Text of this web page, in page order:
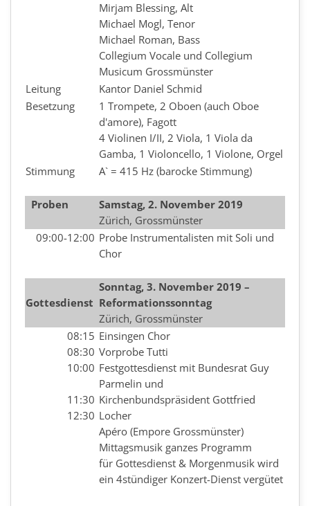
Mirjam Blessing, Alt
Michael Mogl, Tenor
Michael Roman, Bass
Collegium Vocale und Collegium
Musicum Grossmünster
Leitung
Kantor Daniel Schmid
Besetzung
1 Trompete, 2 Oboen (auch Oboe
d'amore), Fagott
4 Violinen I/II, 2 Viola, 1 Viola da
Gamba, 1 Violoncello, 1 Violone, Orgel
Stimmung
A` = 415 Hz (barocke Stimmung)
Proben
Samstag, 2. November 2019
Zürich, Grossmünster
09:00-12:00 Probe Instrumentalisten mit Soli und
Chor
Gottesdienst
Sonntag, 3. November 2019 –
Reformationssonntag
Zürich, Grossmünster
08:15
08:30
10:00
11:30
12:30
Einsingen Chor
Vorprobe Tutti
Festgottesdienst mit Bundesrat Guy
Parmelin und
Kirchenbundspräsident Gottfried
Locher
Apéro (Empore Grossmünster)
Mittagsmusik ganzes Programm
für Gottesdienst & Morgenmusik wird
ein 4stündiger Konzert-Dienst vergütet